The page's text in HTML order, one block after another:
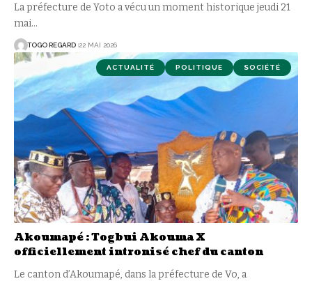
La préfecture de Yoto a vécu un moment historique jeudi 21
mai…
TOGO REGARD 22 MAI 2026
ACTUALITÉ POLITIQUE SOCIÉTÉ
Akoumapé : Togbui Akouma X
officiellement intronisé chef du canton
Le canton d’Akoumapé, dans la préfecture de Vo, a